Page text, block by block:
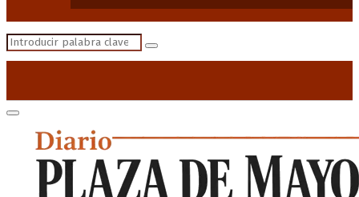
Search
Search
Primary
Menu